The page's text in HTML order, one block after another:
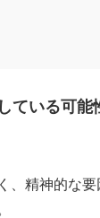
ている可能
、精神的な要